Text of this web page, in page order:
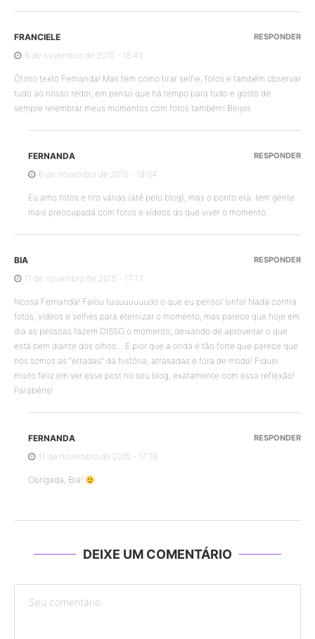
FRANCIELE
6 de novembro de 2015 - 18:43
Ótimo texto Fernanda! Mas tem como tirar selfie, fotos e também observar
tudo ao nosso redor, em penso que há tempo para tudo e gosto de
sempre relembrar meus momentos com fotos também! Beijos
RESPONDER
FERNANDA
6 de novembro de 2015 - 19:04
Eu amo fotos e tiro várias (até pelo blog), mas o ponto era: tem gente
mais preocupada com fotos e vídeos do que viver o momento.
RESPONDER
BIA
11 de novembro de 2015 - 17:17
Nossa Fernanda! Falou tuuuuuuuudo o que eu penso/ sinto! Nada contra
fotos, vídeos e selfies para eternizar o momento, mas parece que hoje em
dia as pessoas fazem DISSO o momento, deixando de aproveitar o que
está bem diante dos olhos… E pior que a onda é tão forte que parece que
nós somos as “erradas” da história, atrasadas e fora de moda! Fiquei
muito feliz em ver esse post no seu blog, exatamente com essa reflexão!
Parabéns!
RESPONDER
FERNANDA
11 de novembro de 2015 - 17:18
Obrigada, Bia!
RESPONDER
DEIXE UM COMENTÁRIO